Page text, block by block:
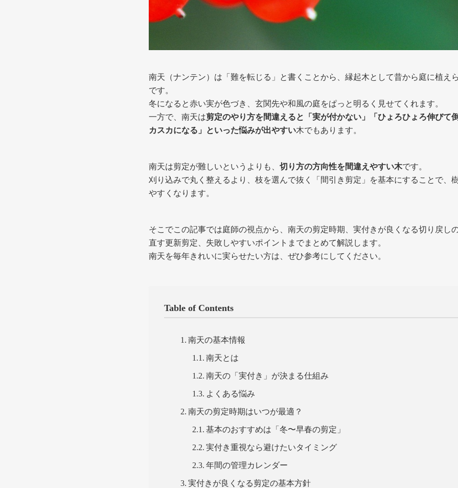
南天（ナンテン）は「難を転じる」と書くことから、縁起木として昔から庭に植え
です。
冬になると赤い実が色づき、玄関先や和風の庭をぱっと明るく見せてくれます。
一方で、南天は剪定のやり方を間違えると「実が付かない」「ひょろひょろ伸びて
カスカになる」といった悩みが出やすい木でもあります。
南天は剪定が難しいというよりも、切り方の方向性を間違えやすい木です。
刈り込みで丸く整えるより、枝を選んで抜く「間引き剪定」を基本にすることで、
やすくなります。
そこでこの記事では庭師の視点から、南天の剪定時期、実付きが良くなる切り戻し
直す更新剪定、失敗しやすいポイントまでまとめて解説します。
南天を毎年きれいに実らせたい方は、ぜひ参考にしてください。
Table of Contents
南天の基本情報
南天とは
南天の「実付き」が決まる仕組み
よくある悩み
南天の剪定時期はいつが最適？
基本のおすすめは「冬〜早春の剪定」
実付き重視なら避けたいタイミング
年間の管理カレンダー
実付きが良くなる剪定の基本方針